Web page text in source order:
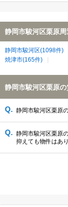
静岡市駿河区栗原
静岡市駿河区(1098件)
焼津市(165件)
静岡市駿河区栗原
静岡市駿河区栗原
静岡市駿河区栗原
抑えても物件はあ